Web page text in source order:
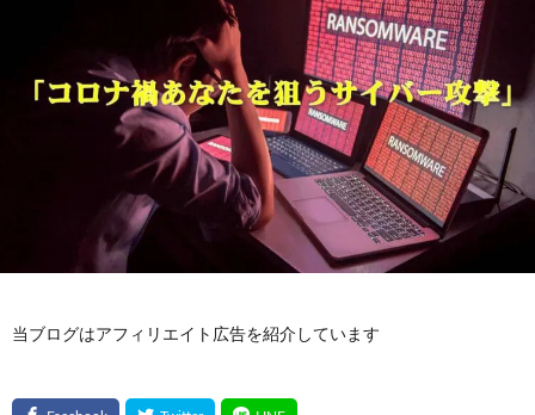
当ブログはアフィリエイト広告を紹介しています